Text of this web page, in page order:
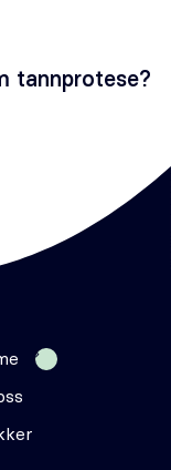
tannprotese?